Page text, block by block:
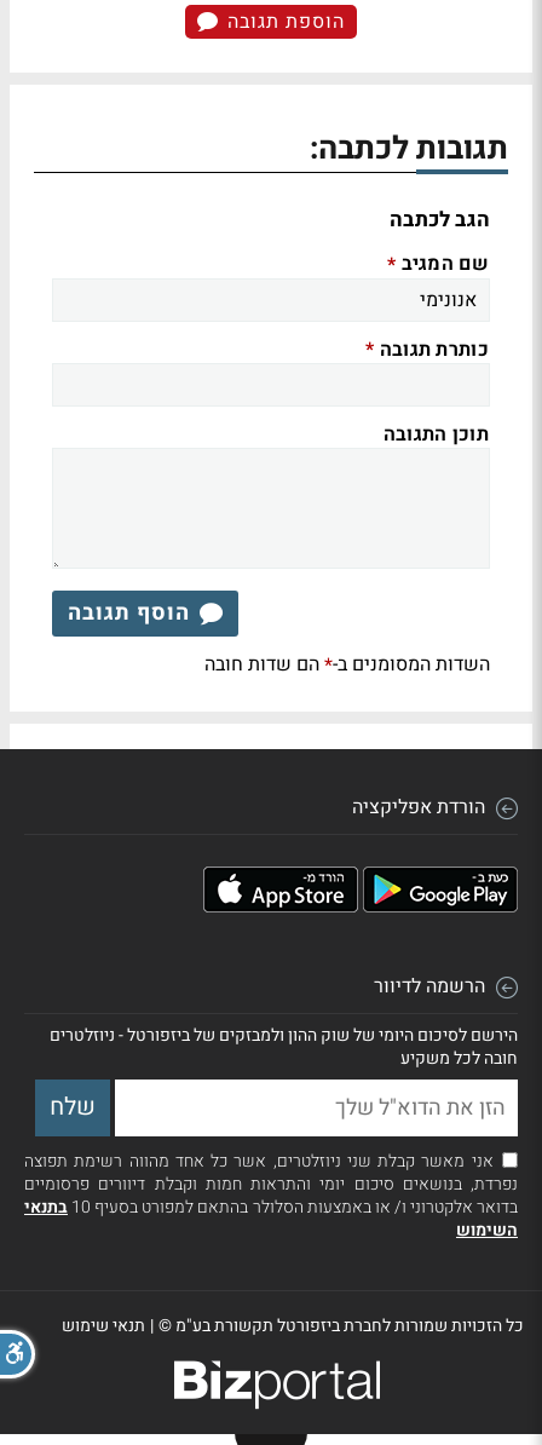
הוספת תגובה
תגובות לכתבה:
הגב לכתבה
שם המגיב *
כותרת תגובה *
תוכן התגובה
הוסף תגובה
השדות המסומנים ב-*הם שדות חובה
הורדת אפליקציה
הרשמה לדיוור
הירשם לסיכום היומי של שוק ההון ולמבזקים של ביזפורטל - ניוזלטרים
חובה לכל משקיע
אני מאשר קבלת שני ניוזלטרים, אשר כל אחד מהווה רשימת תפוצה
נפרדת, בנושאים סיכום יומי והתראות חמות וקבלת דיוורים פרסומיים
בדואר אלקטרוני ו/ או באמצעות הסלולר בהתאם למפורט בסעיף 10
בתנאי
השימוש
כל הזכויות שמורות לחברת ביזפורטל תקשורת בע"מ ©| תנאי שימוש